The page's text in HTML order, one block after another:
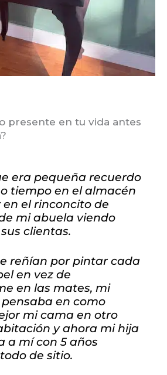
presente en tu vida antes
era pequeña recuerdo
tiempo en el almacén
el rinconcito de
mi abuela viendo
clientas.
reñían por pintar cada
en vez de
en las mates, mi
en como
mi cama en otro
y ahora mi hija
a mí con 5 años
de sitio.